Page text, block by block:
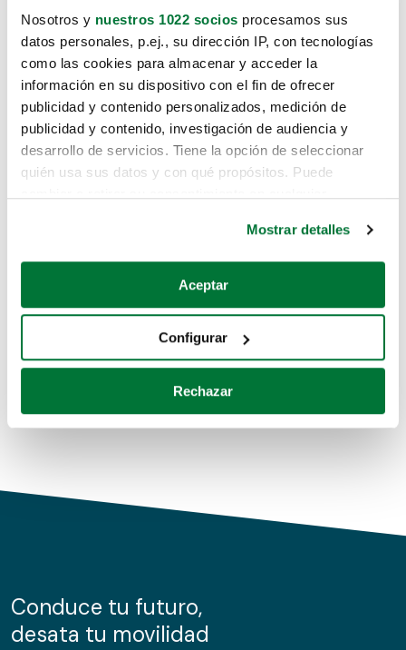
Nosotros y nuestros 1022 socios procesamos sus
datos personales, p.ej., su dirección IP, con tecnologías
como las cookies para almacenar y acceder la
información en su dispositivo con el fin de ofrecer
publicidad y contenido personalizados, medición de
publicidad y contenido, investigación de audiencia y
desarrollo de servicios. Tiene la opción de seleccionar
quién usa sus datos y con qué propósitos. Puede
Si lo permite, también quisiéramos:
Recopilar información sobre su ubicación geográfica
Identificar su dispositivo analizándolo activamente
para buscar características específicas (huellas
Obtenga más información sobre cómo se procesan sus
de cookies.
información sobre el uso que haga del sitio web con
nuestros partners de redes sociales, publicidad y análisis
Mostrar detalles
Aceptar
Configurar
Rechazar
Lo sentimos, no sabemos como
te hemos traido hasta aquí.
Pero puedes encontrar el coche que estás
buscando en alguno de estos enlaces:
Coches de segunda mano
Coches de km0
Conduce tu futuro,
desata tu movilidad